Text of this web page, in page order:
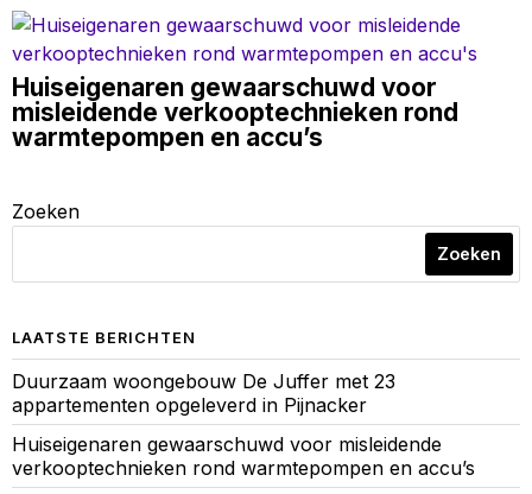
Huiseigenaren gewaarschuwd voor
misleidende verkooptechnieken rond
warmtepompen en accu’s
Zoeken
Zoeken
LAATSTE BERICHTEN
Duurzaam woongebouw De Juffer met 23
appartementen opgeleverd in Pijnacker
Huiseigenaren gewaarschuwd voor misleidende
verkooptechnieken rond warmtepompen en accu’s